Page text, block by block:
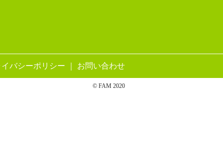
バシーポリシー お問い合わせ
© FAM 2020